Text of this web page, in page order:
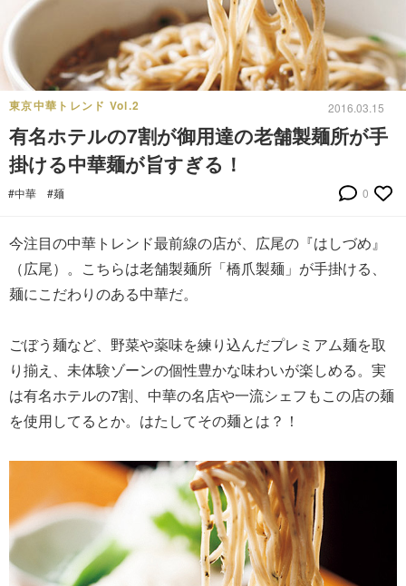
東京中華トレンド Vol.2 2016.03.15
有名ホテルの7割が御用達の老舗製麺所が手
掛ける中華麺が旨すぎる！
#中華 #麺 0
今注目の中華トレンド最前線の店が、広尾の『はしづめ』
（広尾）。こちらは老舗製麺所「橋爪製麺」が手掛ける、
麺にこだわりのある中華だ。
ごぼう麺など、野菜や薬味を練り込んだプレミアム麺を取
り揃え、未体験ゾーンの個性豊かな味わいが楽しめる。実
は有名ホテルの7割、中華の名店や一流シェフもこの店の麺
を使用してるとか。はたしてその麺とは？！